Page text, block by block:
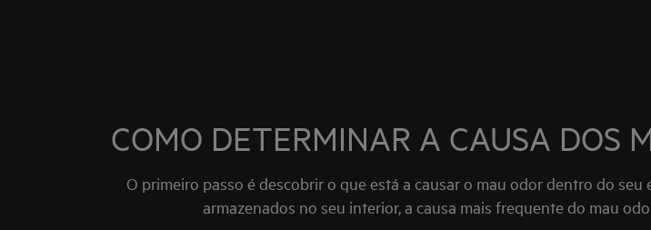
COMO DETERMINAR A CAUSA DOS
O primeiro passo é descobrir o que está a causar o mau odor dentro do
armazenados no seu interior, a causa mais frequente do mau